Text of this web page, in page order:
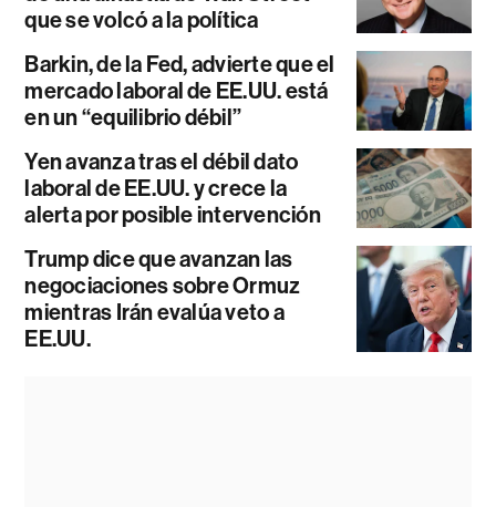
que se volcó a la política
Barkin, de la Fed, advierte que el
mercado laboral de EE.UU. está
en un “equilibrio débil”
Yen avanza tras el débil dato
laboral de EE.UU. y crece la
alerta por posible intervención
Trump dice que avanzan las
negociaciones sobre Ormuz
mientras Irán evalúa veto a
EE.UU.